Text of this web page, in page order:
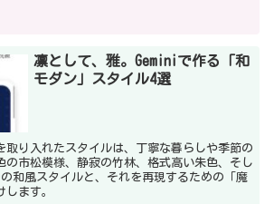
凛として、雅。Geminiで作る「和
モダン」スタイル4選
取り入れたスタイルは、丁寧な暮らしや季節の
の市松模様、静寂の竹林、格式高い朱色、そし
和風スタイルと、それを再現するための「魔
ます。